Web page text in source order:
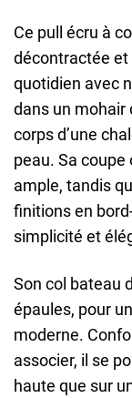
Ce pull écru à
décontractée et
quotidien avec
dans un mohair
corps d’une
peau. Sa
ample, tandis
finitions en
simplicité et
Son col bateau
épaules, pour
moderne.
associer, il se
haute que sur